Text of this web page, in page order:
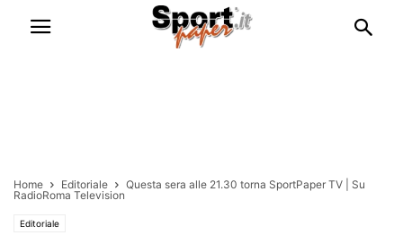
Home Editoriale
Questa sera alle 21.30 torna SportPaper TV | Su
RadioRoma Television
Editoriale